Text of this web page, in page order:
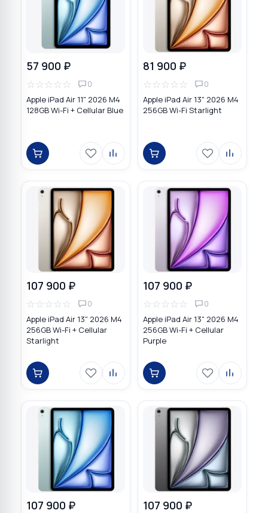
57 900 ₽
☆☆☆☆☆ 0
Apple iPad Air 11" 2026 M4
128GB Wi-Fi + Cellular Blue
81 900 ₽
☆☆☆☆☆ 0
Apple iPad Air 13" 2026 M4
256GB Wi-Fi Starlight
107 900 ₽
☆☆☆☆☆ 0
Apple iPad Air 13" 2026 M4
256GB Wi-Fi + Cellular
Starlight
107 900 ₽
☆☆☆☆☆ 0
Apple iPad Air 13" 2026 M4
256GB Wi-Fi + Cellular
Purple
107 900 ₽ 107 900 ₽